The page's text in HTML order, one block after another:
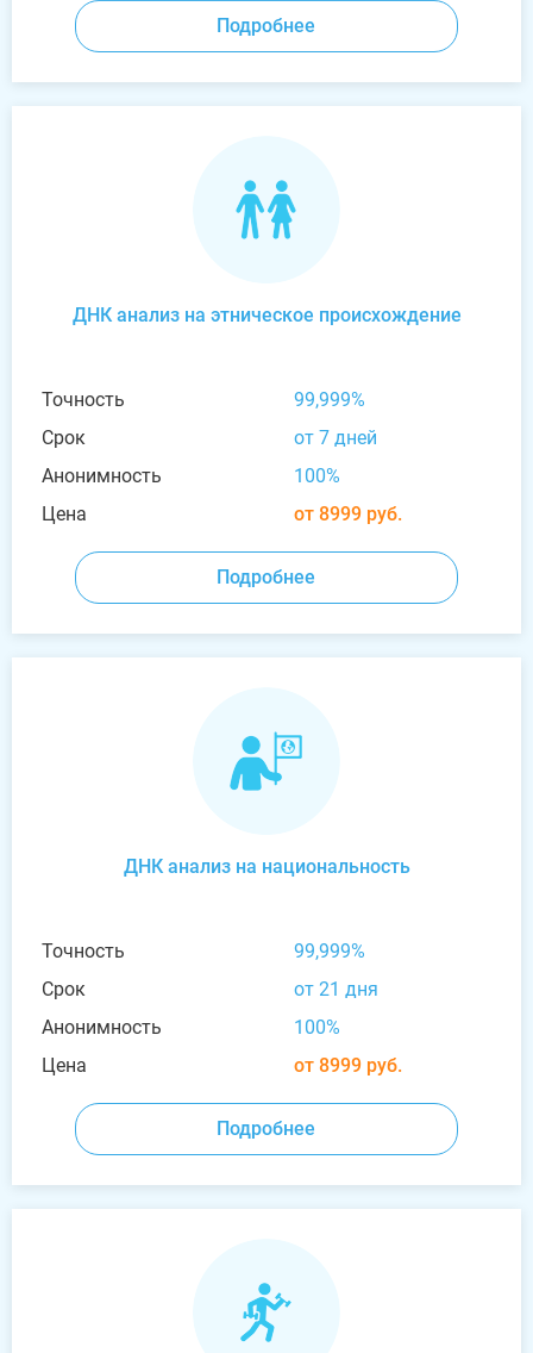
Подробнее
ДНК анализ на этническое происхождение
Точность
99,999%
Срок
от 7 дней
Анонимность
100%
Цена
от 8999 руб.
Подробнее
ДНК анализ на национальность
Точность
99,999%
Срок
от 21 дня
Анонимность
100%
Цена
от 8999 руб.
Подробнее